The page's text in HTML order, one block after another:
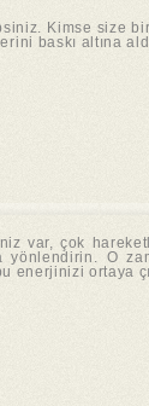
Kimse size
baskı altına
var, çok
yönlendirin. O
enerjinizi ortaya